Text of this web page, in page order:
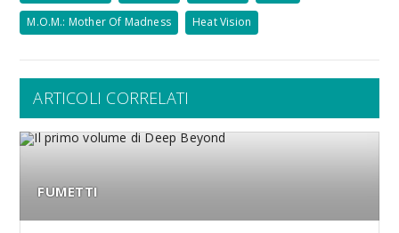
M.O.M.: Mother Of Madness Heat Vision
ARTICOLI CORRELATI
FUMETTI